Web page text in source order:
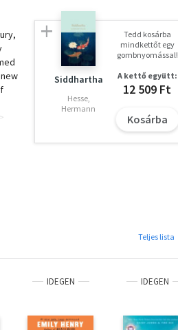
Siddhartha
Hesse,
Hermann
Tedd kosárba
mindkettőt egy
gombnyomással!
A kettő együtt:
12 509 Ft
Kosárba
Teljes lista
IDEGEN IDEGEN